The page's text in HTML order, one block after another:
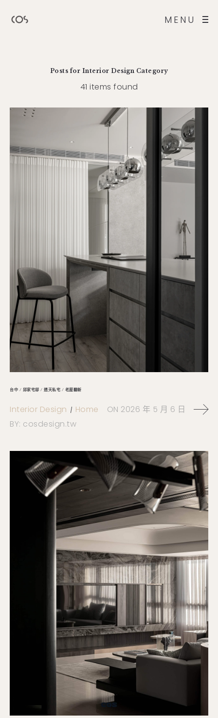
MENU
Posts for Interior Design Category
41 items found
台中 / 邱家宅邸 / 透天私宅 / 老屋翻新
Interior Design Home ON 2026 年 5 月 6 日
BY: cosdesign.tw